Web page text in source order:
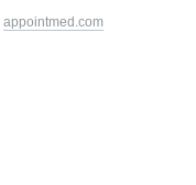
appointmed.com